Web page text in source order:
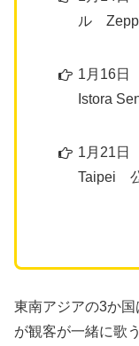
ル Zepp
1月16
Istora
1月21
Taipei
東南アジアの3か
が観客が一緒に歌